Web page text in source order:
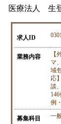
医療法人 生
求人ID
業務内容
【
マ
域
応
談
例
募集科目 一